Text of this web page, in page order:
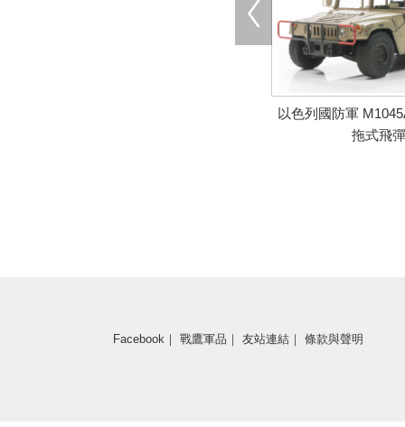
以色列國防軍
拖式飛
Facebook ｜ 戰鷹軍品 ｜ 友站連結 ｜ 條款與聲明